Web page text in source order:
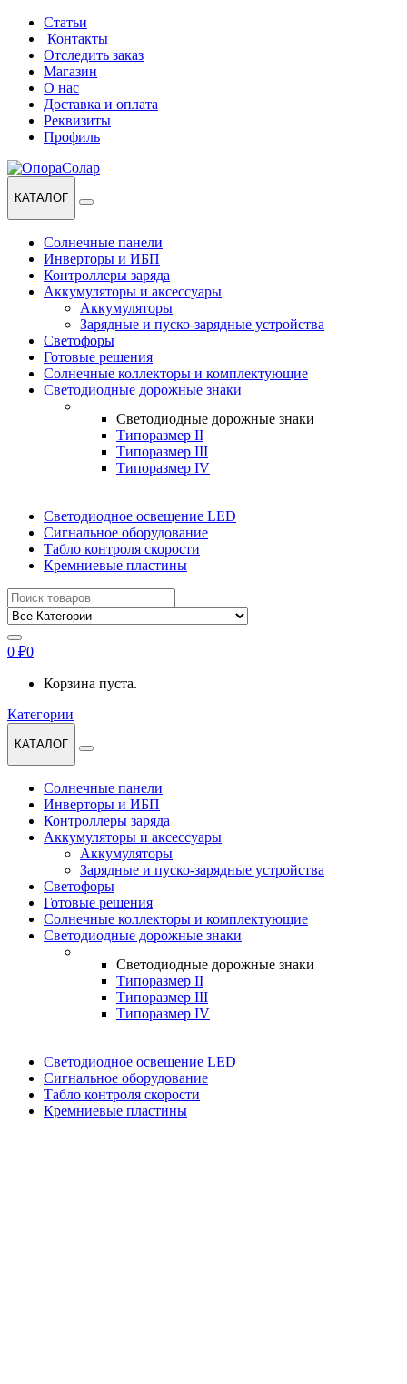
Перейти
навигации
Перейти
содержанию
Статьи
Контакты
Отследить заказ
Магазин
О нас
Доставка и оплата
Реквизиты
Профиль
КАТАЛОГ
Солнечные панели
Инверторы и ИБП
Контроллеры заряда
Аккумуляторы и аксессуары
Аккумуляторы
Зарядные и пуско-зарядные устройства
Светофоры
Готовые решения
Солнечные коллекторы и комплектующие
Светодиодные дорожные знаки
Светодиодные дорожные знаки
Типоразмер II
Типоразмер III
Типоразмер IV
Светодиодное освещение LED
Сигнальное оборудование
Табло контроля скорости
Кремниевые пластины
Найти:
0 ₽0
Корзина пуста.
Категории
КАТАЛОГ
Солнечные панели
Инверторы и ИБП
Контроллеры заряда
Аккумуляторы и аксессуары
Аккумуляторы
Зарядные и пуско-зарядные устройства
Светофоры
Готовые решения
Солнечные коллекторы и комплектующие
Светодиодные дорожные знаки
Светодиодные дорожные знаки
Типоразмер II
Типоразмер III
Типоразмер IV
Светодиодное освещение LED
Сигнальное оборудование
Табло контроля скорости
Кремниевые пластины